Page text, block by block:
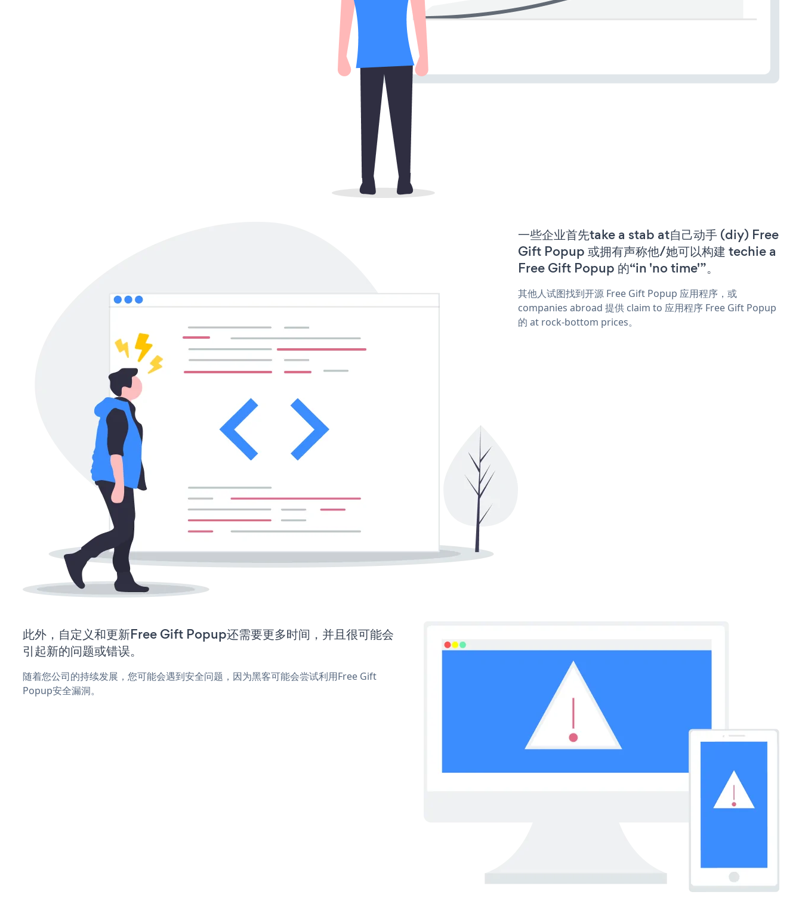
一些企业首先take a stab at自己动手 (diy) Free
Gift Popup 或拥有声称他/她可以构建 techie a
Free Gift Popup 的“in 'no time'”。
其他人试图找到开源 Free Gift Popup 应用程序，或
companies abroad 提供 claim to 应用程序 Free Gift Popup
的 at rock-bottom prices。
此外，自定义和更新Free Gift Popup还需要更多时间，并且很可能会
引起新的问题或错误。
随着您公司的持续发展，您可能会遇到安全问题，因为黑客可能会尝试利用Free Gift
Popup安全漏洞。